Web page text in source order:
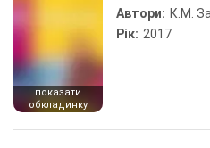
показати
обкладинку
Автори: К.М.
Рік: 2017